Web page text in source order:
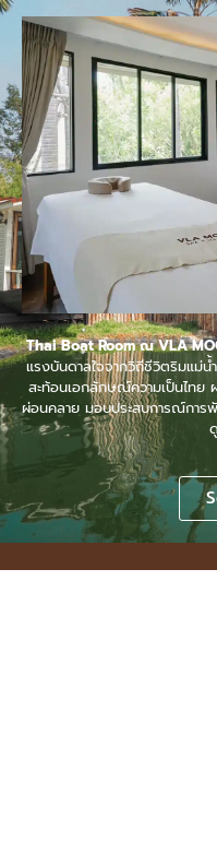
Thai Boat Room ณ VLA
แรงบันดาลใจจากวิถีชีวิตริมแม่
สะท้อนเอกลักษณ์ความเป็นไทย
ผ่อนคลาย มอบประสบการณ์การ